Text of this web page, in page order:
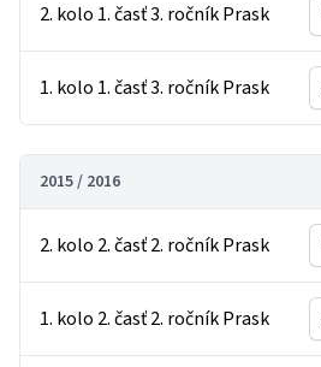
2. kolo 1. časť 3. ročník Prask
1. kolo 1. časť 3. ročník Prask
2015 / 2016
2. kolo 2. časť 2. ročník Prask
1. kolo 2. časť 2. ročník Prask